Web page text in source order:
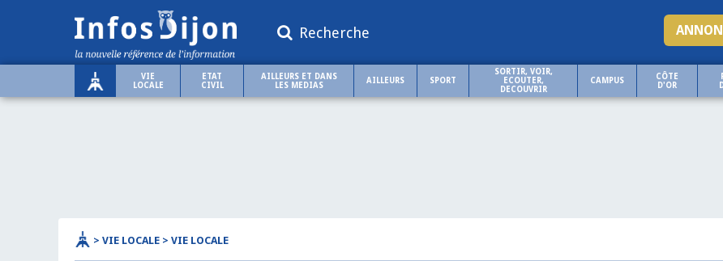
Recherche
VIE
LOCALE
ETAT
CIVIL
AILLEURS ET DANS
LES MEDIAS
AILLEURS SPORT
SORTIR, VOIR,
ECOUTER,
DECOUVRIR
CAMPUS
CÔTE
D'OR
> VIE LOCALE > VIE LOCALE